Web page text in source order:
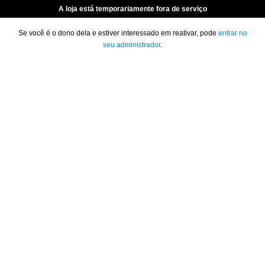
A loja está temporariamente fora de serviço
Se você é o dono dela e estiver interessado em reativar, pode entrar no
seu administrador.